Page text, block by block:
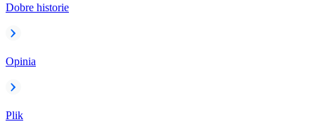
Dobre historie
Opinia
Plik